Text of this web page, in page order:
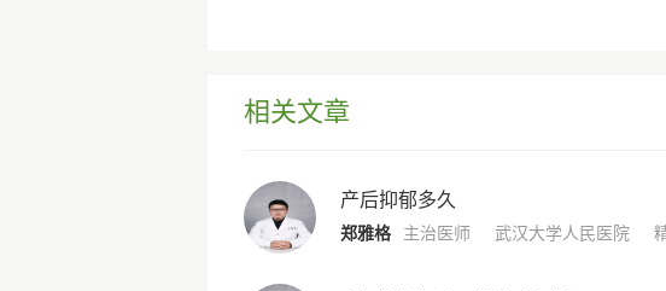
相关文章
产后抑郁多久
郑雅格 主治医师 武汉大学人民医院